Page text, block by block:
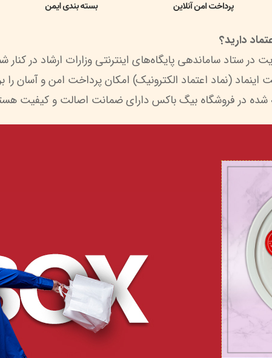
دارید؟
شده در فروشگاه بیگ باکس دارای ضمانت اصالت و کیفیت